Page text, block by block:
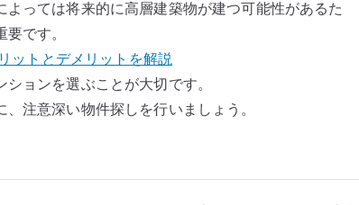
っては将来的に高層建築物が建つ可能性があるた
です。
ットとデメリットを解説
ョンを選ぶことが大切です。
注意深い物件探しを行いましょう。